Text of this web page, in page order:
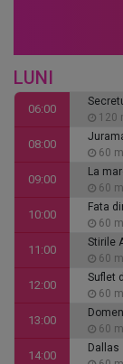
LUNI
06:00
120
08:00
60
09:00
La
60
10:00
Fata
60
11:00
Stirile
60
12:00
Suflet
60
13:00
60
14:00
Dallas